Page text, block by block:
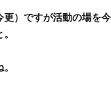
更）ですが活動の場を